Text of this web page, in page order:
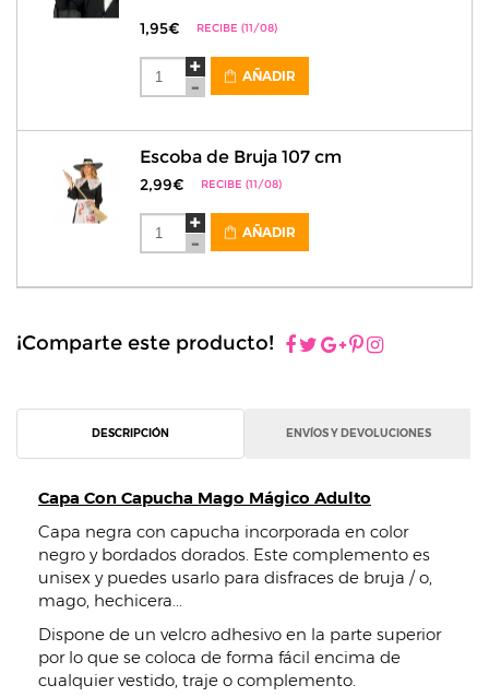
1,95€ RECIBE (11/08)
AÑADIR
Escoba de Bruja 107 cm
2,99€ RECIBE (11/08)
AÑADIR
¡Comparte este producto!
DESCRIPCIÓN ENVÍOS Y DEVOLUCIONES
Capa Con Capucha Mago Mágico Adulto
Capa negra con capucha incorporada en color
negro y bordados dorados. Este complemento es
unisex y puedes usarlo para disfraces de bruja / o,
mago, hechicera...
Dispone de un velcro adhesivo en la parte superior
por lo que se coloca de forma fácil encima de
cualquier vestido, traje o complemento.